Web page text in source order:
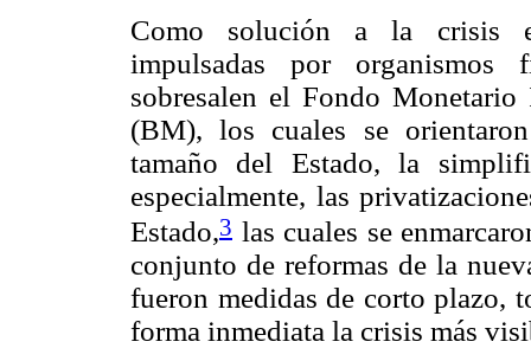
Como solución a la crisis
impulsadas por organismos
sobresalen el Fondo
(BM), los cuales se
tamaño del Estado, la
especialmente, las
Estado,3 las cuales se
conjunto de reformas de la
fueron medidas de corto plazo,
forma inmediata la crisis más